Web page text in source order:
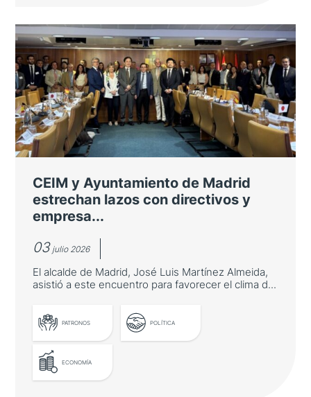
El ministro de Asuntos Exteriores
destaca las oportunidades de
cooperación con Asia-Pacífico en
innovación
José Manuel Albares inauguró una mesa
redonda sobre innovación asiática organizada
LEER MÁS
CEIM y Ayuntamiento de Madrid
estrechan lazos con directivos y
empresa...
03 julio 2026
El alcalde de Madrid, José Luis Martínez Almeida,
asistió a este encuentro para favorecer el clima d...
PATRONOS POLÍTICA
ECONOMÍA